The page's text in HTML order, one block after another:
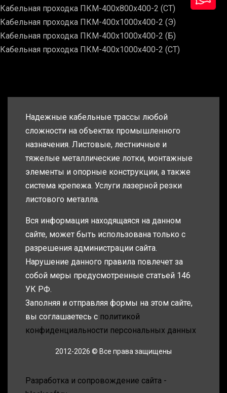
Кабельная проходка ПКМ-400х800х400-2 (СТ)
Кабельная проходка ПКМ-400х1000х400-2 (Э)
Кабельная проходка ПКМ-400х1000х400-2 (Б)
Кабельная проходка ПКМ-400х1000х400-2 (СТ)
Надежные кабельные трассы любой
сложности на объектах промышленного
назначения. Листовые, лестничные и
тяжелые металлические лотки, монтажные
элементы и опорные конструкции, а также
система крепежа. Услуги лазерной резки
листового металла.
Вся информация находящаяся на данном
сайте, может быть использована только с
разрешения администрации сайта.
Нарушение данного правила повлечет за
собой меры предусмотренные статьей 146
УК РФ.
Заполняя и отправляя формы на этом сайте,
вы соглашаетесь с политикой
конфиденциальности персональных данных
2012-2026 © Все права защищены
Разработка и сопровождение сайта -